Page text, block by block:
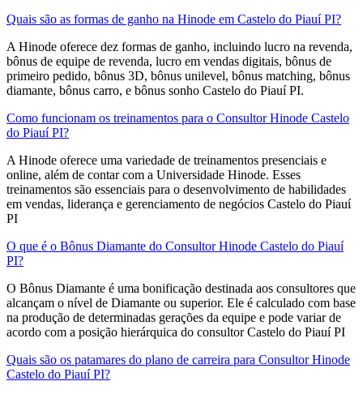
Quais são as formas de ganho na Hinode em Castelo do Piauí PI?
A Hinode oferece dez formas de ganho, incluindo lucro na revenda,
bônus de equipe de revenda, lucro em vendas digitais, bônus de
primeiro pedido, bônus 3D, bônus unilevel, bônus matching, bônus
diamante, bônus carro, e bônus sonho Castelo do Piauí PI.
Como funcionam os treinamentos para o Consultor Hinode Castelo
do Piauí PI?
A Hinode oferece uma variedade de treinamentos presenciais e
online, além de contar com a Universidade Hinode. Esses
treinamentos são essenciais para o desenvolvimento de habilidades
em vendas, liderança e gerenciamento de negócios Castelo do Piauí
PI
O que é o Bônus Diamante do Consultor Hinode Castelo do Piauí
PI?
O Bônus Diamante é uma bonificação destinada aos consultores que
alcançam o nível de Diamante ou superior. Ele é calculado com base
na produção de determinadas gerações da equipe e pode variar de
acordo com a posição hierárquica do consultor Castelo do Piauí PI
Quais são os patamares do plano de carreira para Consultor Hinode
Castelo do Piauí PI?